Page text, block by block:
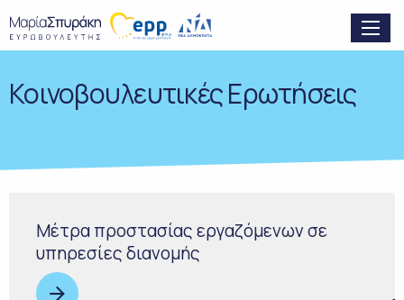
Κοινοβουλευτικές Ερωτήσεις
Μέτρα προστασίας εργαζόμενων σε
υπηρεσίες διανομής